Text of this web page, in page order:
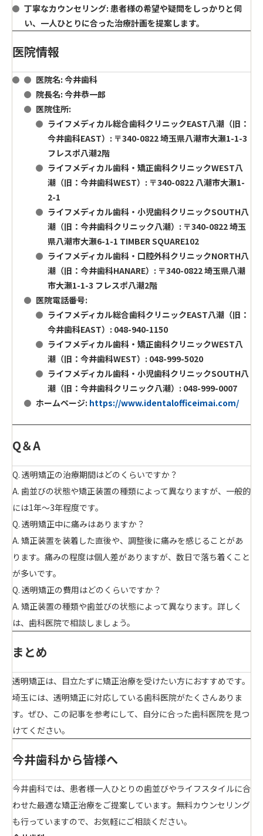
丁寧なカウンセリング: 患者様の希望や疑問をしっかりと伺
い、一人ひとりに合った治療計画を提案します。
医院情報
医院名: 今井歯科
院長名: 今井恭一郎
医院住所:
ライフメディカル総合歯科クリニックEAST八潮（旧：
今井歯科EAST）: 〒340-0822 埼玉県八潮市大瀬1-1-3
フレスポ八潮2階
ライフメディカル歯科・矯正歯科クリニックWEST八
潮（旧：今井歯科WEST）: 〒340-0822 八潮市大瀬1-
2-1
ライフメディカル歯科・小児歯科クリニックSOUTH八
潮（旧：今井歯科クリニック八潮）: 〒340-0822 埼玉
県八潮市大瀬6-1-1 TIMBER SQUARE102
ライフメディカル歯科・口腔外科クリニックNORTH八
潮（旧：今井歯科HANARE）: 〒340-0822 埼玉県八潮
市大瀬1-1-3 フレスポ八潮2階
医院電話番号:
ライフメディカル総合歯科クリニックEAST八潮（旧：
今井歯科EAST）: 048-940-1150
ライフメディカル歯科・矯正歯科クリニックWEST八
潮（旧：今井歯科WEST）: 048-999-5020
ライフメディカル歯科・小児歯科クリニックSOUTH八
潮（旧：今井歯科クリニック八潮）: 048-999-0007
ホームページ: https://www.identalofficeimai.com/
Q＆A
Q. 透明矯正の治療期間はどのくらいですか？
A. 歯並びの状態や矯正装置の種類によって異なりますが、一般的
には1年～3年程度です。
Q. 透明矯正中に痛みはありますか？
A. 矯正装置を装着した直後や、調整後に痛みを感じることがあ
ります。痛みの程度は個人差がありますが、数日で落ち着くこと
が多いです。
Q. 透明矯正の費用はどのくらいですか？
A. 矯正装置の種類や歯並びの状態によって異なります。詳しく
は、歯科医院で相談しましょう。
まとめ
透明矯正は、目立たずに矯正治療を受けたい方におすすめです。
埼玉には、透明矯正に対応している歯科医院がたくさんありま
す。ぜひ、この記事を参考にして、自分に合った歯科医院を見つ
けてください。
今井歯科から皆様へ
今井歯科では、患者様一人ひとりの歯並びやライフスタイルに合
わせた最適な矯正治療をご提案しています。無料カウンセリング
も行っていますので、お気軽にご相談ください。